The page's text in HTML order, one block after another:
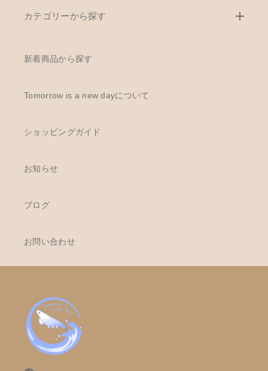
カテゴリーから探す
新着商品から探す
Tomorrow is a new dayについて
ショッピングガイド
お知らせ
ブログ
お問い合わせ